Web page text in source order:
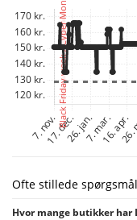
Ofte stillede spørgsmål
Hvor mange butikker har